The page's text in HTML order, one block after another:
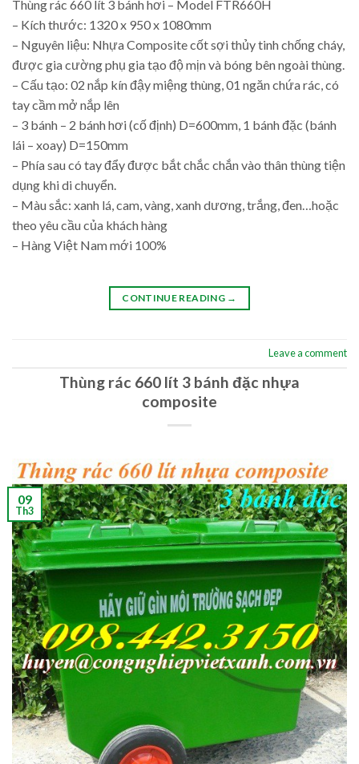
Thùng rác 660 lít 3 bánh hơi – Model FTR660H
– Kích thước: 1320 x 950 x 1080mm
– Nguyên liệu: Nhựa Composite cốt sợi thủy tinh chống cháy,
được gia cường phụ gia tạo độ mịn và bóng bên ngoài thùng.
– Cấu tạo: 02 nắp kín đậy miệng thùng, 01 ngăn chứa rác, có
tay cầm mở nắp lên
– 3 bánh – 2 bánh hơi (cố định) D=600mm, 1 bánh đặc (bánh
lái – xoay) D=150mm
– Phía sau có tay đẩy được bắt chắc chắn vào thân thùng tiện
dụng khi di chuyển.
– Màu sắc: xanh lá, cam, vàng, xanh dương, trắng, đen…hoặc
theo yêu cầu của khách hàng
– Hàng Việt Nam mới 100%
CONTINUE READING →
Leave a comment
Thùng rác 660 lít 3 bánh đặc nhựa
composite
09
Th3